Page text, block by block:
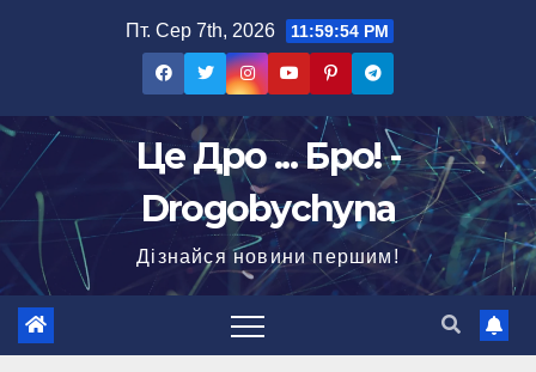
Пт. Сер 7th, 2026 11:59:54 PM
Це Дро ... Бро! -
Drogobychyna
Дізнайся новини першим!